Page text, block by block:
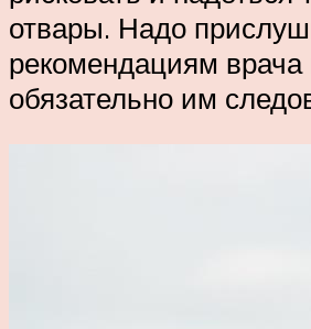
отвары. Надо
рекомендациям врача
обязательно им